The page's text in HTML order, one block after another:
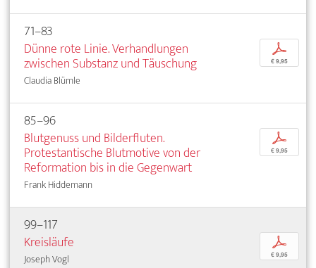
71–83
Dünne rote Linie. Verhandlungen
zwischen Substanz und Täuschung
Claudia Blümle
p
€ 9,95
85–96
Blutgenuss und Bilderfluten.
Protestantische Blutmotive von der
Reformation bis in die Gegenwart
Frank Hiddemann
p
€ 9,95
99–117
Kreisläufe
Joseph Vogl
p
€ 9,95